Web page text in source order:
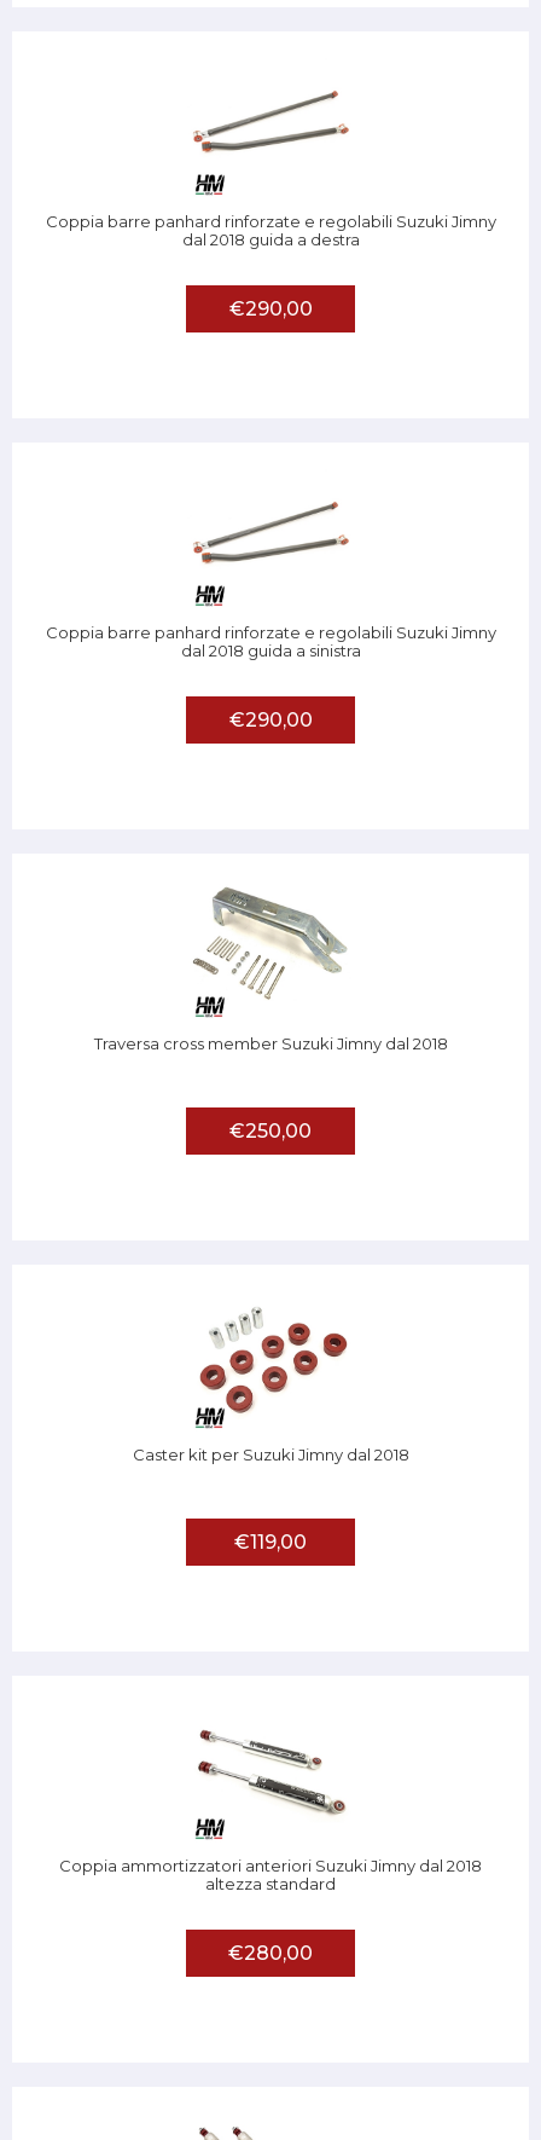
Coppia barre panhard rinforzate e regolabili Suzuki Jimny
dal 2018 guida a destra
€290,00
Coppia barre panhard rinforzate e regolabili Suzuki Jimny
dal 2018 guida a sinistra
€290,00
Traversa cross member Suzuki Jimny dal 2018
€250,00
Caster kit per Suzuki Jimny dal 2018
€119,00
Coppia ammortizzatori anteriori Suzuki Jimny dal 2018
altezza standard
€280,00